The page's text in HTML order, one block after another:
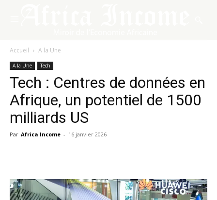
Accueil A la Une
A la Une Tech
Tech : Centres de données en
Afrique, un potentiel de 1500
milliards US
Par Africa Income - 16 janvier 2026